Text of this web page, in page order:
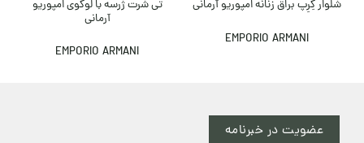
شلوار کِرِپ براق زنانه امپوریو آرمانی
EMPORIO ARMANI
تی شرت ژرسه با لوگوی امپوریو
آرمانی
EMPORIO ARMANI
عضویت در خبرنامه